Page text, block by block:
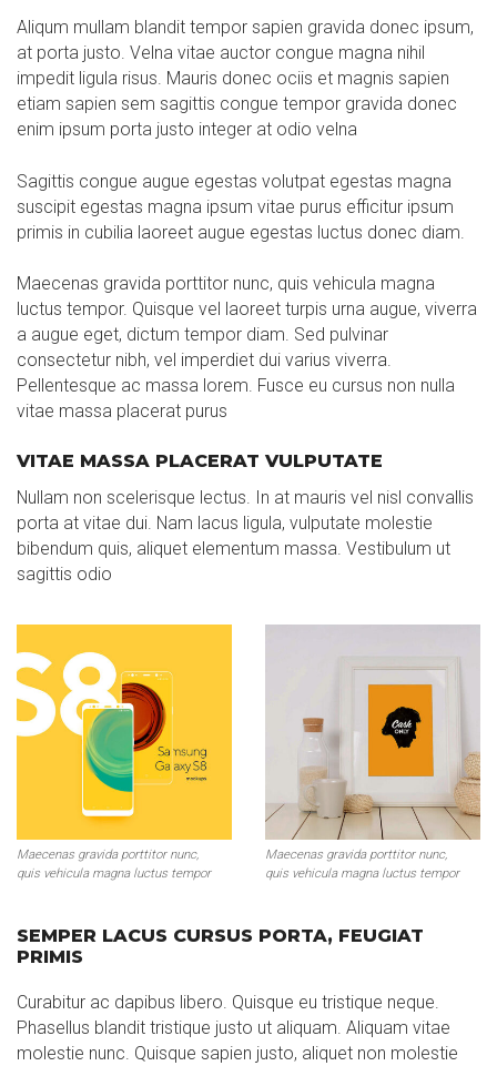
Aliqum mullam blandit tempor sapien gravida donec ipsum,
at porta justo. Velna vitae auctor congue magna nihil
impedit ligula risus. Mauris donec ociis et magnis sapien
etiam sapien sem sagittis congue tempor gravida donec
enim ipsum porta justo integer at odio velna
Sagittis congue augue egestas volutpat egestas magna
suscipit egestas magna ipsum vitae purus efficitur ipsum
primis in cubilia laoreet augue egestas luctus donec diam.
Maecenas gravida porttitor nunc, quis vehicula magna
luctus tempor. Quisque vel laoreet turpis urna augue, viverra
a augue eget, dictum tempor diam. Sed pulvinar
consectetur nibh, vel imperdiet dui varius viverra.
Pellentesque ac massa lorem. Fusce eu cursus non nulla
vitae massa placerat purus
VITAE MASSA PLACERAT VULPUTATE
Nullam non scelerisque lectus. In at mauris vel nisl convallis
porta at vitae dui. Nam lacus ligula, vulputate molestie
bibendum quis, aliquet elementum massa. Vestibulum ut
sagittis odio
Maecenas gravida porttitor nunc,
quis vehicula magna luctus tempor
Maecenas gravida porttitor nunc,
quis vehicula magna luctus tempor
SEMPER LACUS CURSUS PORTA, FEUGIAT
PRIMIS
Curabitur ac dapibus libero. Quisque eu tristique neque.
Phasellus blandit tristique justo ut aliquam. Aliquam vitae
molestie nunc. Quisque sapien justo, aliquet non molestie